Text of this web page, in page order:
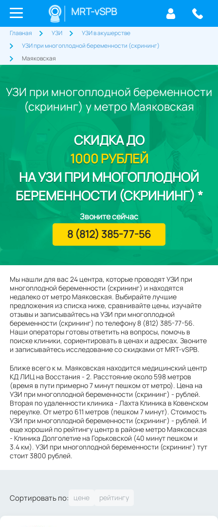
MRT-vSPB
Главная УЗИ
УЗИ в акушерстве
УЗИ при многоплодной беременности (скрининг)
Маяковская
УЗИ при многоплодной беременности
(скрининг) у метро Маяковская
Мы нашли для вас 24 центра, которые проводят УЗИ при
многоплодной беременности (скрининг) и находятся
недалеко от метро Маяковская. Выбирайте лучшие
предложения из списка ниже, сравнивайте цены, изучайте
отзывы и записывайтесь на УЗИ при многоплодной
беременности (скрининг) по телефону 8 (812) 385-77-56.
Наши операторы готовы ответить на вопросы, помочь в
поиске клиники, сориентировать в ценах и адресах. Звоните
и записывайтесь исследование со скидками от MRT-vSPB.
Ближе всего к м. Маяковская находится медицинский центр
КД ЛИЦ на Восстания - 2. Расстояние около 598 метров
(время в пути примерно 7 минут пешком от метро). Цена на
УЗИ при многоплодной беременности (скрининг) - рублей.
Вторая по удаленности клиника - Лахта Клиника в Ковенском
переулке. От метро 611 метров (пешком 7 минут). Стоимость
УЗИ при многоплодной беременности (скрининг) - рублей. И
еще хороший по рейтингу центр в районе метро Маяковская
- Клиника Долголетие на Горьковской (40 минут пешком и
3.4 км). УЗИ при многоплодной беременности (скрининг) тут
стоит 3800 рублей.
СКИДКАДО
1000 РУБЛЕЙ
НА УЗИ ПРИ МНОГОПЛОДНОЙ
БЕРЕМЕННОСТИ (СКРИНИНГ) *
Звоните сейчас
8 (812) 385-77-56
Сортировать по: